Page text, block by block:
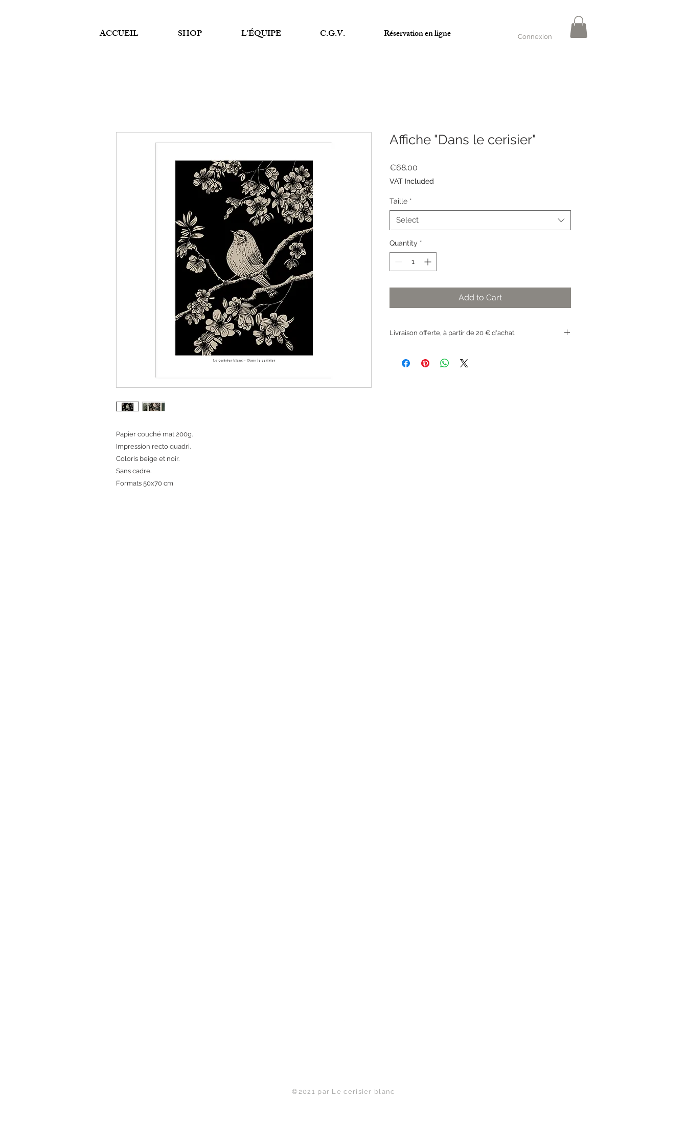
ACCUEIL SHOP L'ÉQUIPE C.G.V. Réservation en ligne Connexion
Papier couché mat 200g.
Impression recto quadri.
Coloris beige et noir.
Sans cadre.
Formats 50x70 cm
Affiche "Dans le cerisier"
€68.00
VAT Included
Taille *
Select
Quantity *
Add to Cart
Livraison offerte, à partir de 20 € d'achat.
©2021 par Le cerisier blanc